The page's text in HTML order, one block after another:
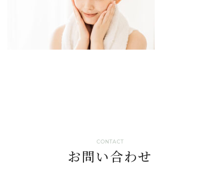
CONTACT
お問い合わせ